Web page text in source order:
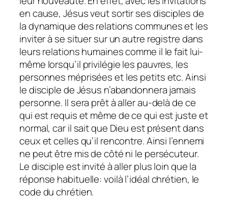
en cause, Jésus veut sortir ses disciples de
la dynamique des relations communes et les
inviter à se situer sur un autre registre dans
leurs relations humaines comme il le fait lui-
même lorsqu’il privilégie les pauvres, les
personnes méprisées et les petits etc. Ainsi
le disciple de Jésus n’abandonnera jamais
personne. Il sera prêt à aller au-delà de ce
qui est requis et même de ce qui est juste et
normal, car il sait que Dieu est présent dans
ceux et celles qu’il rencontre. Ainsi l’ennemi
ne peut être mis de côté ni le persécuteur.
Le disciple est invité à aller plus loin que la
réponse habituelle: voilà l’idéal chrétien, le
code du chrétien.